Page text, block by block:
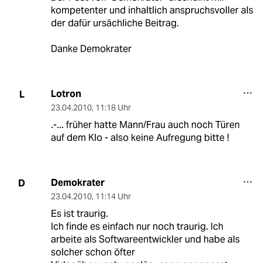
kompetenter und inhaltlich anspruchsvoller als
der dafür ursächliche Beitrag.
Danke Demokrater
L Lotron
23.04.2010, 11:18 Uhr
.-... früher hatte Mann/Frau auch noch Türen
auf dem Klo - also keine Aufregung bitte !
D Demokrater
23.04.2010, 11:14 Uhr
Es ist traurig.
Ich finde es einfach nur noch traurig. Ich
arbeite als Softwareentwickler und habe als
solcher schon öfter